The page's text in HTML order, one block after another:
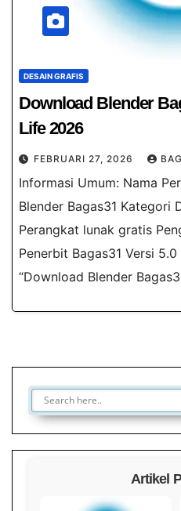
DESAIN GRAFIS
Download Blender
Life 2026
FEBRUARI 27, 2026
Informasi Umum: Nama
Blender Bagas31 Kategori
Perangkat lunak gratis
Penerbit Bagas31 Versi
“Download Blender
Artikel